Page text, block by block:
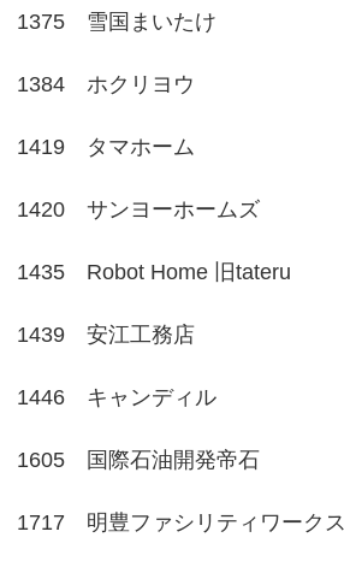
1375 雪国まいたけ
1384 ホクリヨウ
1419 タマホーム
1420 サンヨーホームズ
1435 Robot Home 旧tateru
1439 安江工務店
1446 キャンディル
1605 国際石油開発帝石
1717 明豊ファシリティワークス